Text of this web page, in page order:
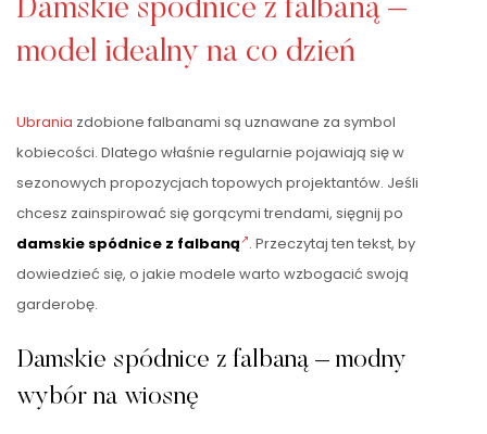
Damskie spódnice z falbaną –
model idealny na co dzień
Ubrania zdobione falbanami są uznawane za symbol
kobiecości. Dlatego właśnie regularnie pojawiają się w
sezonowych propozycjach topowych projektantów. Jeśli
chcesz zainspirować się gorącymi trendami, sięgnij po
damskie spódnice z falbaną . Przeczytaj ten tekst, by
dowiedzieć się, o jakie modele warto wzbogacić swoją
garderobę.
Damskie spódnice z falbaną – modny
wybór na wiosnę